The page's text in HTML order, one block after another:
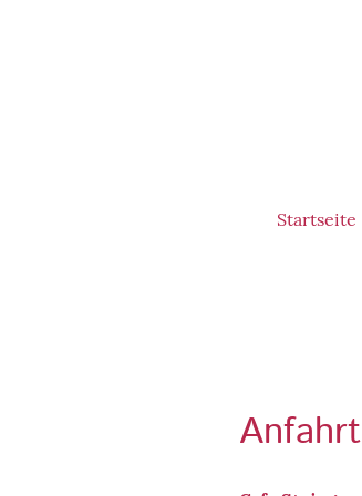
Startseite
Anfahrt